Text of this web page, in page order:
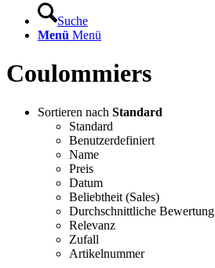
Suche
Menü Menü
Coulommiers
Sortieren nach Standard
Standard
Benutzerdefiniert
Name
Preis
Datum
Beliebtheit (Sales)
Durchschnittliche Bewertung
Relevanz
Zufall
Artikelnummer